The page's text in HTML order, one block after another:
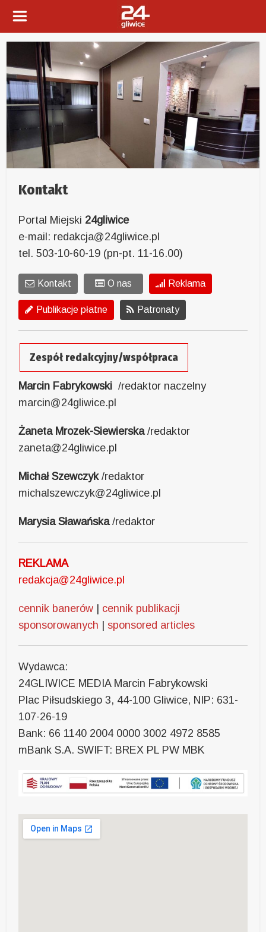
Kontakt
Portal Miejski 24gliwice
e-mail: redakcja@24gliwice.pl
tel. 503-10-60-19 (pn-pt. 11-16.00)
Kontakt O nas Reklama
Publikacje płatne Patronaty
Zespół redakcyjny/współpraca
Marcin Fabrykowski /redaktor naczelny
marcin@24gliwice.pl
Żaneta Mrozek-Siewierska/redaktor
zaneta@24gliwice.pl
Michał Szewczyk/redaktor
michalszewczyk@24gliwice.pl
Marysia Sławańska/redaktor
REKLAMA
redakcja@24gliwice.pl
cennik banerów | cennik publikacji
sponsorowanych |sponsored articles
Wydawca:
24GLIWICE MEDIA Marcin Fabrykowski
Plac Piłsudskiego 3, 44-100 Gliwice, NIP: 631-
107-26-19
Bank: 66 1140 2004 0000 3002 4972 8585
mBank S.A. SWIFT: BREX PL PW MBK